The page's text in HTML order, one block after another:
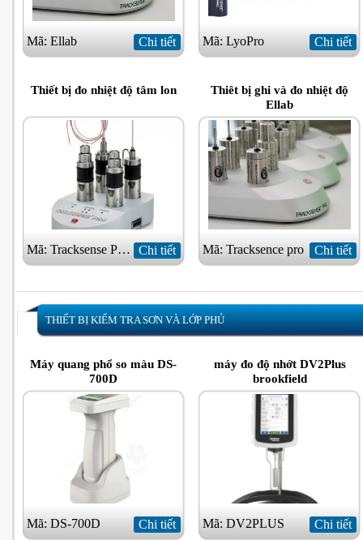
Mã: Ellab Chi tiết Mã: LyoPro Chi tiết
Thiết bị đo nhiệt độ tâm lon
Mã: Tracksense Pro VAL Chi tiết
Thiêt bị ghi và đo nhiệt độ
Ellab
Mã: Tracksence pro Chi tiết
THIẾT BỊ KIỂM TRA SƠN VÀ LỚP PHỦ
Máy quang phổ so màu DS-
700D
Mã: DS-700D Chi tiết
máy đo độ nhớt DV2Plus
brookfield
Mã: DV2PLUS Chi tiết